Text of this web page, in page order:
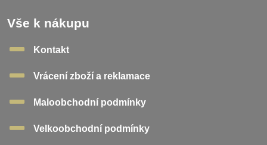
Vše k nákupu
Kontakt
Vrácení zboží a reklamace
Maloobchodní podmínky
Velkoobchodní podmínky